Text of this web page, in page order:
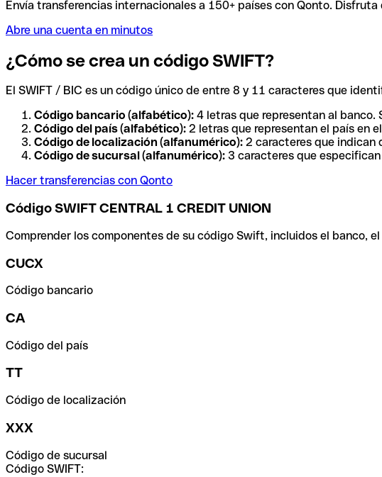
Envía transferencias internacionales a 150+ países con Qonto.
Abre una cuenta en minutos
¿Cómo se crea un código SWIFT?
El SWIFT / BIC es un código único de entre 8 y 11 caracteres que
Código bancario (alfabético): 4 letras que representan al banco.
Código del país (alfabético): 2 letras que representan el país en
Código de localización (alfanumérico): 2 caracteres que indican
Código de sucursal (alfanumérico): 3 caracteres que
Hacer transferencias con Qonto
Código SWIFT CENTRAL 1 CREDIT UNION
Comprender los componentes de su código Swift, incluidos el banco,
CUCX
Código bancario
CA
Código del país
TT
Código de localización
XXX
Código de sucursal
Código SWIFT: